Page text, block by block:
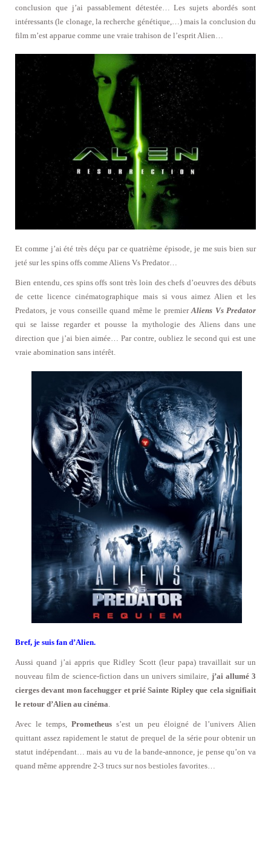
conclusion que j’ai passablement détestée… Les sujets abordés sont
intéressants (le clonage, la recherche génétique,…) mais la conclusion du
film m’est apparue comme une vraie trahison de l’esprit Alien…
Et comme j’ai été très déçu par ce quatrième épisode, je me suis bien sur
jeté sur les spins offs comme Aliens Vs Predator…
Bien entendu, ces spins offs sont très loin des chefs d’oeuvres des débuts
de cette licence cinématographique mais si vous aimez Alien et les
Predators, je vous conseille quand même le premier Aliens Vs Predator
qui se laisse regarder et pousse la mythologie des Aliens dans une
direction que j’ai bien aimée… Par contre, oubliez le second qui est une
vraie abomination sans intérêt.
Bref, je suis fan d’Alien.
Aussi quand j’ai appris que Ridley Scott (leur papa) travaillait sur un
nouveau film de science-fiction dans un univers similaire, j’ai allumé 3
cierges devant mon facehugger et prié Sainte Ripley que cela signifiait
le retour d’Alien au cinéma
Avec le temps, Prometheus s’est un peu éloigné de l’univers Alien
quittant assez rapidement le statut de prequel de la série pour obtenir un
statut indépendant… mais au vu de la bande-annonce, je pense qu’on va
quand même apprendre 2-3 trucs sur nos bestioles favorites…